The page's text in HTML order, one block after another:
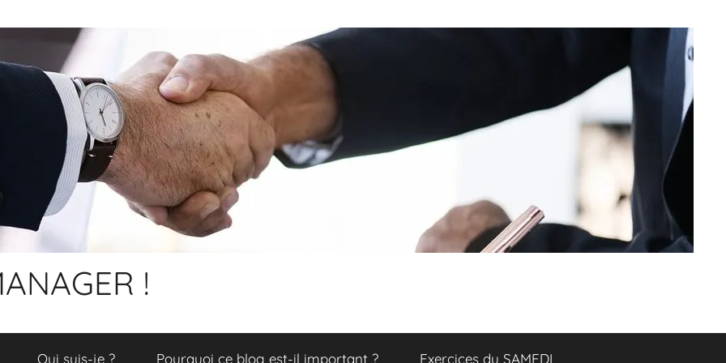
!
Qui suis-je ? Pourquoi ce blog est-il important ? Exercices du SAMEDI